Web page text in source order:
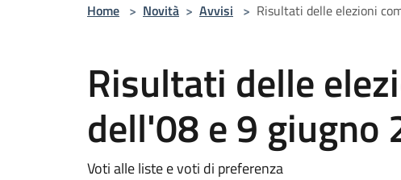
Home > Novità > Avvisi > Risultati delle elezioni
Risultati delle
dell'08 e 9 giugno
Voti alle liste e voti di preferenza